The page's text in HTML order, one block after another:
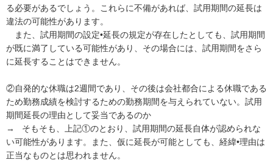
る必要があるでしょう。これらに不備があれば、試用期間の延長は
違法の可能性があります。
また、試用期間の設定•延長の規定が存在したとしても、試用期間
が既に満了している可能性があり、その場合には、試用期間をさら
に延長することはできません。
②自発的な休職は2週間であり、その後は会社都合による休職である
ため勤務成績を検討するための勤務期間を与えられていない。試用
期間延長の理由として妥当であるのか
→   そもそも、上記①のとおり、試用期間の延長自体が認められな
い可能性があります。また、仮に延長が可能としても、経緯•理由は
正当なものとは思われません。